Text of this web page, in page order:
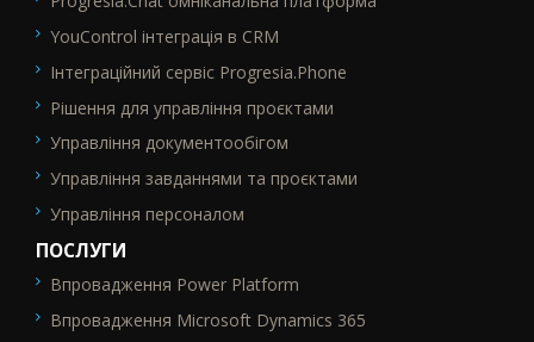
YouControl інтеграція в CRM
Інтеграційний сервіс Progresia.Phone
Рішення для управління проєктами
Управління документообігом
Управління завданнями та проєктами
Управління персоналом
ПОСЛУГИ
SEO_FTR2
Впровадження Power Platform
Впровадження Microsoft Dynamics 365